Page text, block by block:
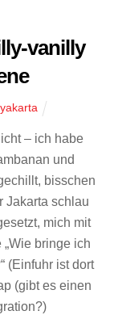
vanilly
– ich habe
und
bisschen
Jakarta schlau
mich mit
bringe ich
(Einfuhr ist dort
(gibt es einen